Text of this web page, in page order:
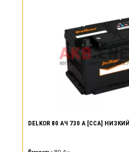
DELKOR 80 АЧ 730 А [CCA]